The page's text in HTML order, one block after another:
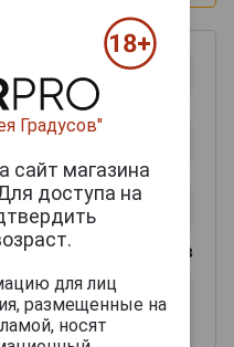
0из 2000 знаков
Градусов"
сайт магазина
доступа на
для лиц
размещенные на
носят